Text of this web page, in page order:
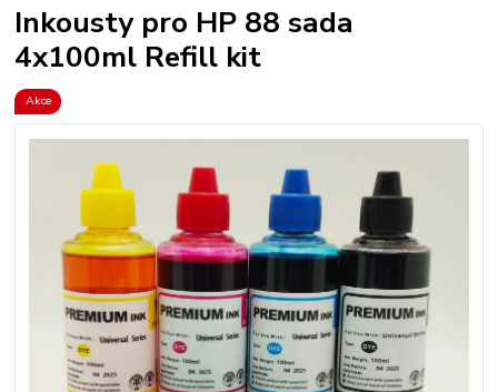
Inkousty pro HP 88 sada
4x100ml Refill kit
Akce